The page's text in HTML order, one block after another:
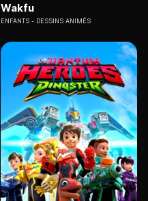
Wakfu
ENFANTS DESSINS ANIMÉS